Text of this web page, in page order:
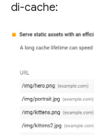
di-cache: